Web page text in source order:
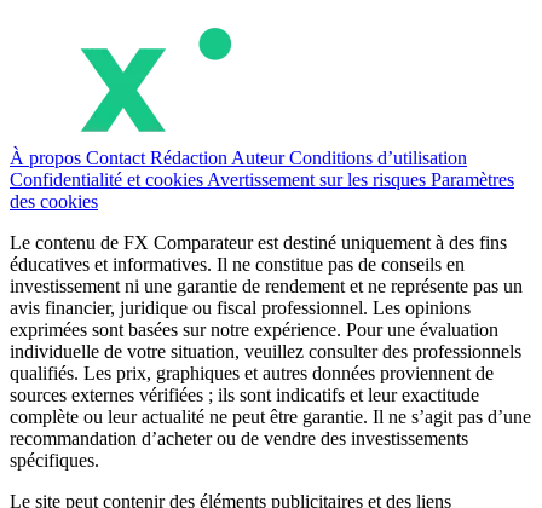
À propos Contact Rédaction AuteurConditions d’utilisation
Confidentialité et cookies Avertissement sur les risques Paramètres
des cookies
Le contenu de FX Comparateur est destiné uniquement à des fins
éducatives et informatives. Il ne constitue pas de conseils en
investissement ni une garantie de rendement et ne représente pas un
avis financier, juridique ou fiscal professionnel. Les opinions
exprimées sont basées sur notre expérience. Pour une évaluation
individuelle de votre situation, veuillez consulter des professionnels
qualifiés. Les prix, graphiques et autres données proviennent de
sources externes vérifiées ; ils sont indicatifs et leur exactitude
complète ou leur actualité ne peut être garantie. Il ne s’agit pas d’une
recommandation d’acheter ou de vendre des investissements
spécifiques.
Le site peut contenir des éléments publicitaires et des liens